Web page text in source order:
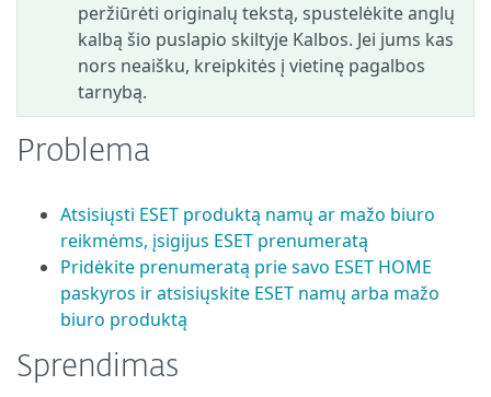
peržiūrėti originalų tekstą, spustelėkite anglų
kalbą šio puslapio skiltyje Kalbos. Jei jums kas
nors neaišku, kreipkitės į vietinę pagalbos
tarnybą.
Problema
Atsisiųsti ESET produktą namų ar mažo biuro
reikmėms, įsigijus ESET prenumeratą
Pridėkite prenumeratą prie savo ESET HOME
paskyros ir atsisiųskite ESET namų arba mažo
biuro produktą
Sprendimas